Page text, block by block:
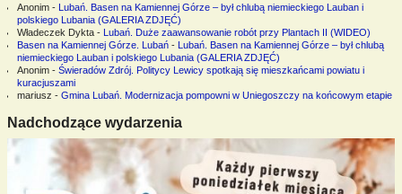
Anonim- Lubań. Basen na Kamiennej Górze – był chlubą niemieckiego Lauban i
polskiego Lubania (GALERIA ZDJĘĆ)
Władeczek Dykta- Lubań. Duże zaawansowanie robót przy Plantach II (WIDEO)
Basen na Kamiennej Górze. Lubań- Lubań. Basen na Kamiennej Górze – był chlubą
niemieckiego Lauban i polskiego Lubania (GALERIA ZDJĘĆ)
Anonim- Świeradów Zdrój. Politycy Lewicy spotkają się mieszkańcami powiatu i
kuracjuszami
mariusz - Gmina Lubań. Modernizacja pompowni w Uniegoszczy na końcowym etapie
Nadchodzące wydarzenia